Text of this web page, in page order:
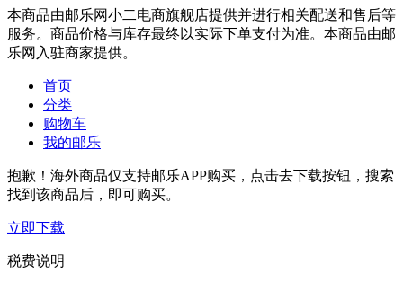
本商品由邮乐网小二电商旗舰店提供并进行相关配送和售后等
服务。商品价格与库存最终以实际下单支付为准。本商品由邮
乐网入驻商家提供。
首页
分类
购物车
我的邮乐
抱歉！海外商品仅支持邮乐APP购买，点击去下载按钮，搜索
找到该商品后，即可购买。
立即下载
税费说明